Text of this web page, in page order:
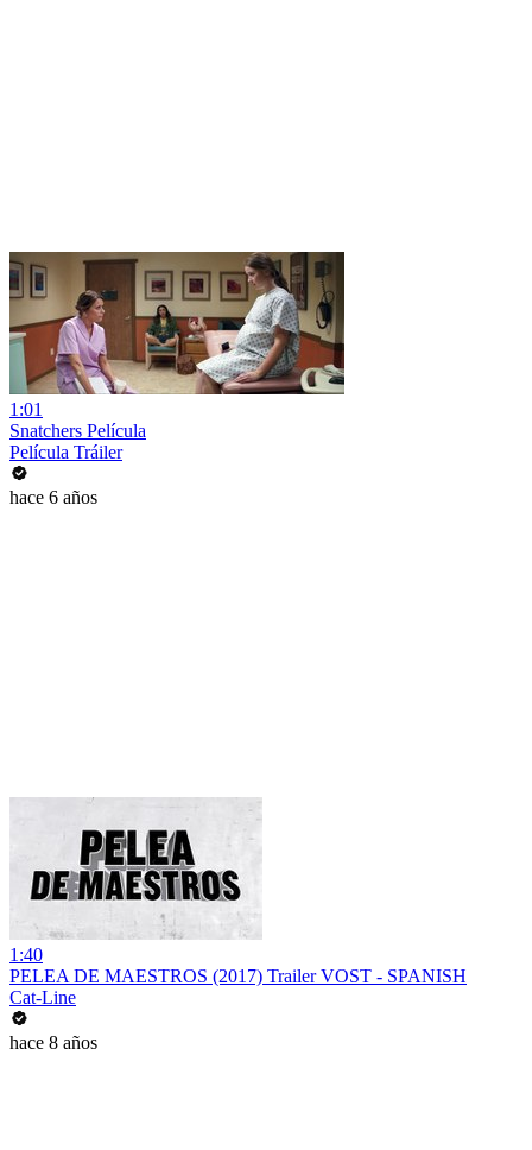
1:01
Snatchers Película
Película Tráiler
hace 6 años
1:40
PELEA DE MAESTROS (2017) Trailer VOST - SPANISH
Cat-Line
hace 8 años